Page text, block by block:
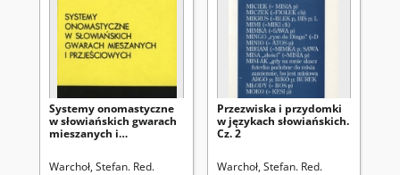
Systemy onomastyczne
w słowiańskich gwarach
mieszanych i
Warchoł, Stefan. Red.
Przezwiska i przydomki
w językach słowiańskich.
Cz. 2
Warchoł, Stefan. Red.